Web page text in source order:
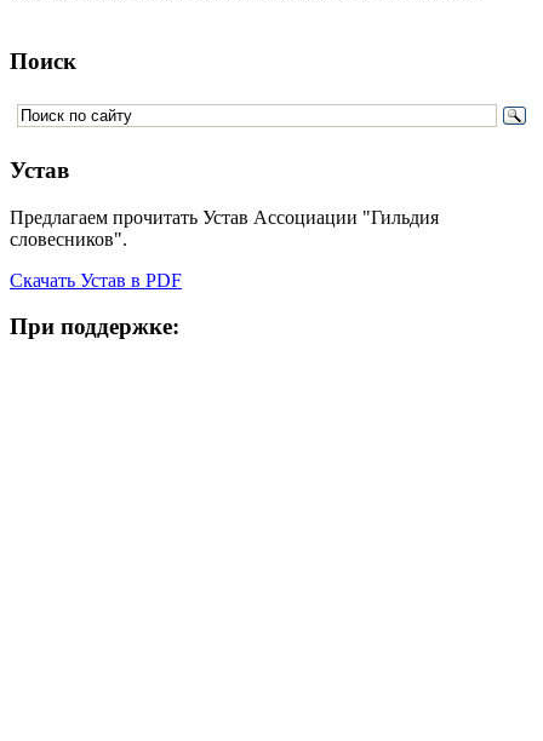
Поиск
Устав
Предлагаем прочитать Устав Ассоциации "Гильдия
словесников".
Скачать Устав в PDF
При поддержке: